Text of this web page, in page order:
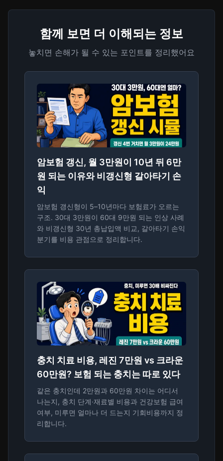
함께 보면 더 이해되는 정보
놓치면 손해가 될 수 있는 포인트를 정리했어요
암보험 갱신, 월 3만원이 10년 뒤 6만
원 되는 이유와 비갱신형 갈아타기 손
익
암보험 갱신형이 5–10년마다 보험료가 오르는
구조. 30대 3만원이 60대 9만원 되는 인상 사례
와 비갱신형 30년 총납입액 비교, 갈아타기 손익
분기를 비용 관점으로 정리합니다.
충치 치료 비용, 레진 7만원 vs 크라운
60만원? 보험 되는 충치는 따로 있다
같은 충치인데 2만원과 60만원 차이는 어디서
나는지, 충치 단계·재료별 비용과 건강보험 급여
여부, 미루면 얼마나 더 드는지 기회비용까지 정
리합니다.